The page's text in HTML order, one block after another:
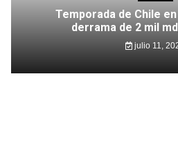
Temporada de Chile
derrama de 2 mil
julio 11,